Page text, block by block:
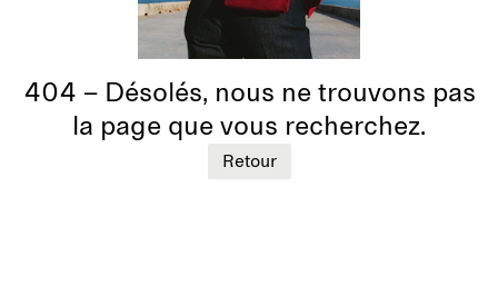
404 – Désolés, nous ne trouvons pas
la page que vous recherchez.
Retour